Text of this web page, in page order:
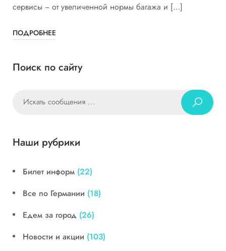
сервисы − от увеличенной нормы багажа и […]
ПОДРОБНЕЕ
Поиск по сайту
Наши рубрики
Билет информ (22)
Все по Германии (18)
Едем за город (26)
Новости и акции (103)